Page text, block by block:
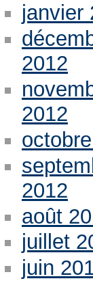
janvier
2012
2012
2012
août
juillet
juin